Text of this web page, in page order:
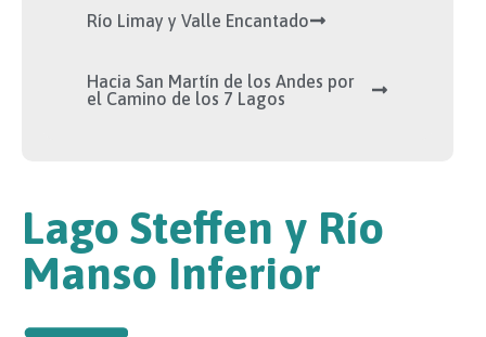
Río Limay y Valle Encantado
Hacia San Martín de los Andes por
el Camino de los 7 Lagos
Lago Steffen y Río
Manso Inferior